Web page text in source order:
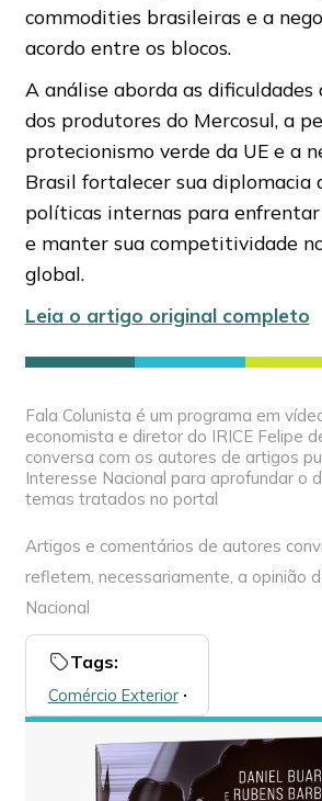
commodities brasileiras e a
acordo entre os blocos.
A análise aborda as dificuldades
dos produtores do Mercosul, a
protecionismo verde da UE e a
Brasil fortalecer sua diplomacia
políticas internas para enfrentar
e manter sua competitividade
global.
Leia o artigo original completo
Fala Colunista é um programa em
economista e diretor do IRICE Felipe
conversa com os autores de artigos
Interesse Nacional para aprofundar o
temas tratados no portal
Artigos e comentários de autores
refletem, necessariamente, a opinião
Nacional
Tags:
Comércio Exterior🞌